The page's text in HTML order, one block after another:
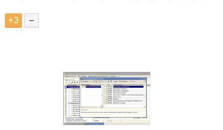
+3 –